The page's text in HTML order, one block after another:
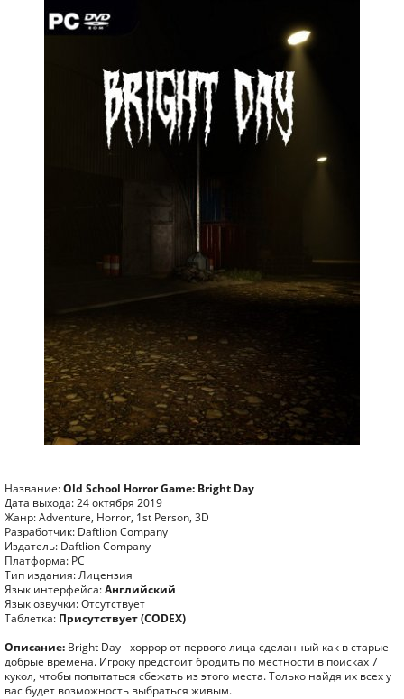
Название:Old School Horror Game: Bright Day
Дата выхода: 24 октября 2019
Жанр: Adventure, Horror, 1st Person, 3D
Разработчик: Daftlion Company
Издатель: Daftlion Company
Платформа: PC
Тип издания: Лицензия
Язык интерфейса:Английский
Язык озвучки: Отсутствует
Таблетка: Присутствует (CODEX)
Описание: Bright Day - хоррор от первого лица сделанный как в старые
добрые времена. Игроку предстоит бродить по местности в поисках 7
кукол, чтобы попытаться сбежать из этого места. Только найдя их всех у
вас будет возможность выбраться живым.